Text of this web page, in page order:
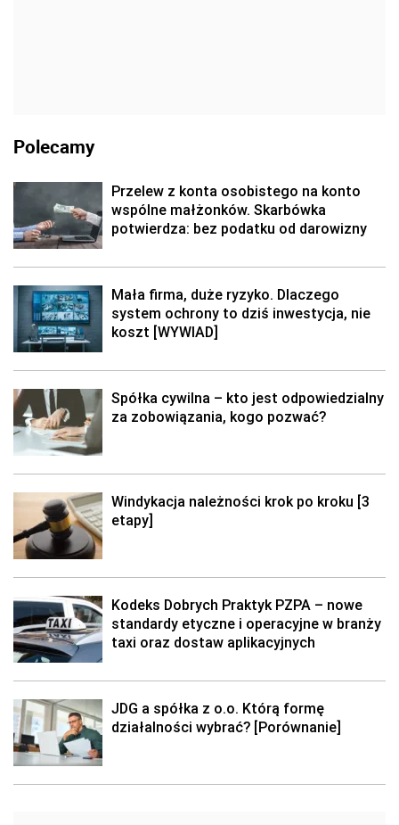
Polecamy
Przelew z konta osobistego na konto
wspólne małżonków. Skarbówka
potwierdza: bez podatku od darowizny
Mała firma, duże ryzyko. Dlaczego
system ochrony to dziś inwestycja, nie
koszt [WYWIAD]
Spółka cywilna – kto jest odpowiedzialny
za zobowiązania, kogo pozwać?
Windykacja należności krok po kroku [3
etapy]
Kodeks Dobrych Praktyk PZPA – nowe
standardy etyczne i operacyjne w branży
taxi oraz dostaw aplikacyjnych
JDG a spółka z o.o. Którą formę
działalności wybrać? [Porównanie]